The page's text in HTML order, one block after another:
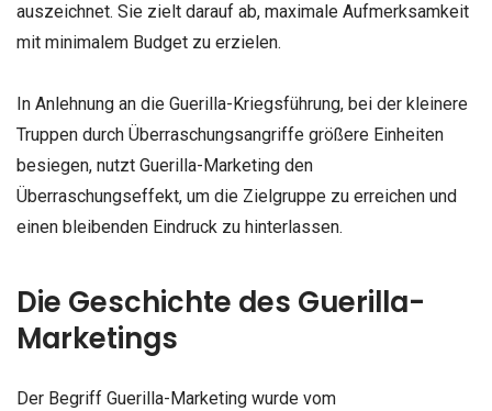
auszeichnet. Sie zielt darauf ab, maximale Aufmerksamkeit
mit minimalem Budget zu erzielen.
In Anlehnung an die Guerilla-Kriegsführung, bei der kleinere
Truppen durch Überraschungsangriffe größere Einheiten
besiegen, nutzt Guerilla-Marketing den
Überraschungseffekt, um die Zielgruppe zu erreichen und
einen bleibenden Eindruck zu hinterlassen.
Die Geschichte des Guerilla-
Marketings
Der Begriff Guerilla-Marketing wurde vom